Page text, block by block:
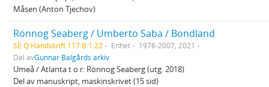
Måsen (Anton Tjechov)
Rönnog Seaberg / Umberto Saba / Bondland
SE Q Handskrift 117:B:1:22 Enhet
1976-2007, 2021
Del avGunnar Balgårds arkiv
Umeå / Atlanta t o r: Rönnog Seaberg (utg. 2018)
Del av manuskript, maskinskrivet (15 sid)